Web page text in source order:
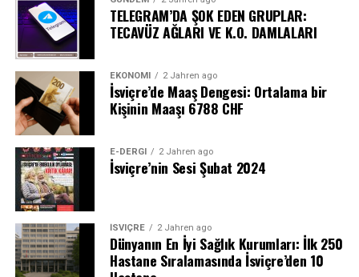
TELEGRAM’DA ŞOK EDEN GRUPLAR:
TECAVÜZ AĞLARI VE K.O. DAMLALARI
EKONOMI 2 Jahren ago
İsviçre’de Maaş Dengesi: Ortalama bir
Kişinin Maaşı 6788 CHF
E-DERGI 2 Jahren ago
İsviçre’nin Sesi Şubat 2024
İSVIÇRE 2 Jahren ago
Dünyanın En İyi Sağlık Kurumları: İlk 250
Hastane Sıralamasında İsviçre’den 10